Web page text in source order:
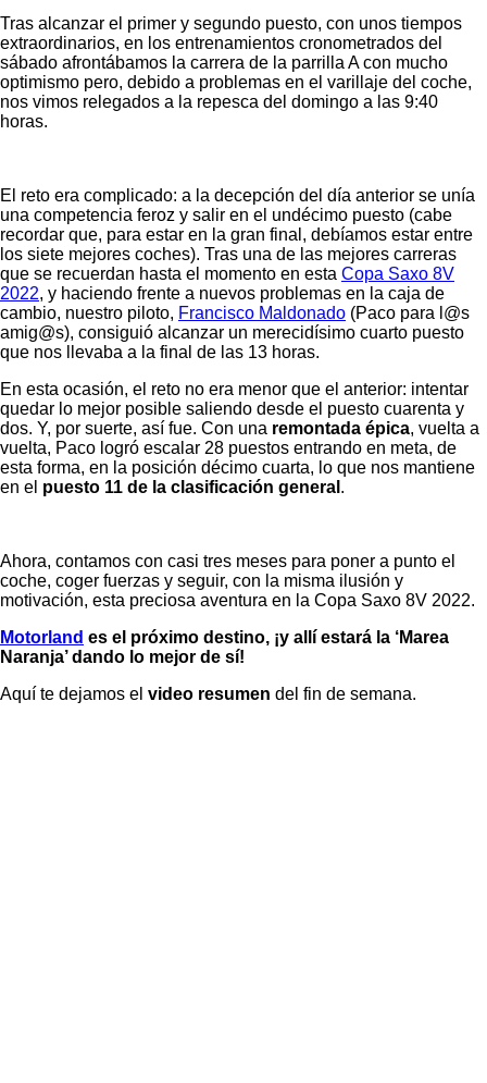
Tras alcanzar el primer y segundo puesto, con unos tiempos
extraordinarios, en los entrenamientos cronometrados del
sábado afrontábamos la carrera de la parrilla A con mucho
optimismo pero, debido a problemas en el varillaje del coche,
nos vimos relegados a la repesca del domingo a las 9:40
horas.
El reto era complicado: a la decepción del día anterior se unía
una competencia feroz y salir en el undécimo puesto (cabe
recordar que, para estar en la gran final, debíamos estar entre
los siete mejores coches). Tras una de las mejores carreras
que se recuerdan hasta el momento en esta Copa Saxo 8V
2022, y haciendo frente a nuevos problemas en la caja de
cambio, nuestro piloto, Francisco Maldonado (Paco para l@s
amig@s), consiguió alcanzar un merecidísimo cuarto puesto
que nos llevaba a la final de las 13 horas.
En esta ocasión, el reto no era menor que el anterior: intentar
quedar lo mejor posible saliendo desde el puesto cuarenta y
dos. Y, por suerte, así fue. Con una remontada épica, vuelta a
vuelta, Paco logró escalar 28 puestos entrando en meta, de
esta forma, en la posición décimo cuarta, lo que nos mantiene
en el puesto 11 de la clasificación general .
Ahora, contamos con casi tres meses para poner a punto el
coche, coger fuerzas y seguir, con la misma ilusión y
motivación, esta preciosa aventura en la Copa Saxo 8V 2022.
Motorland es el próximo destino, ¡y allí estará la ‘Marea
Naranja’ dando lo mejor de sí!
Aquí te dejamos el video resumen del fin de semana.